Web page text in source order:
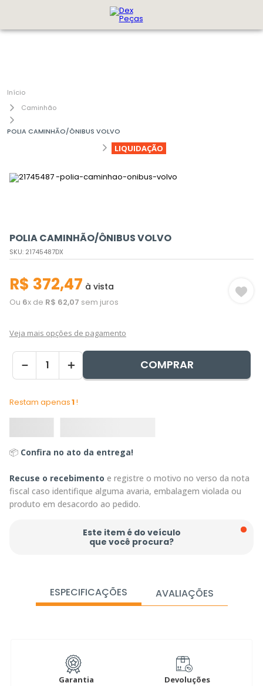
Caminhão
POLIA CAMINHÃO/ÔNIBUS VOLVO
LIQUIDAÇÃO
POLIA CAMINHÃO/ÔNIBUS VOLVO
SKU: 21745487DX
R$ 372,47 à vista
Ou 6x de R$ 62,07 sem juros
Veja mais opções de pagamento
＋
－ COMPRAR
Restam apenas1!
📦 Confira no ato da entrega!
Recuse o recebimento e registre o motivo no verso da nota
fiscal caso identifique alguma avaria, embalagem violada ou
produto em desacordo ao pedido.
Este item é do veículo
que você procura?
ESPECIFICAÇÕES AVALIAÇÕES
Garantia
Devoluções